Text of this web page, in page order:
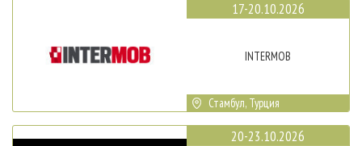
17-20.10.2026
INTERMOB
Стамбул, Турция
20-23.10.2026